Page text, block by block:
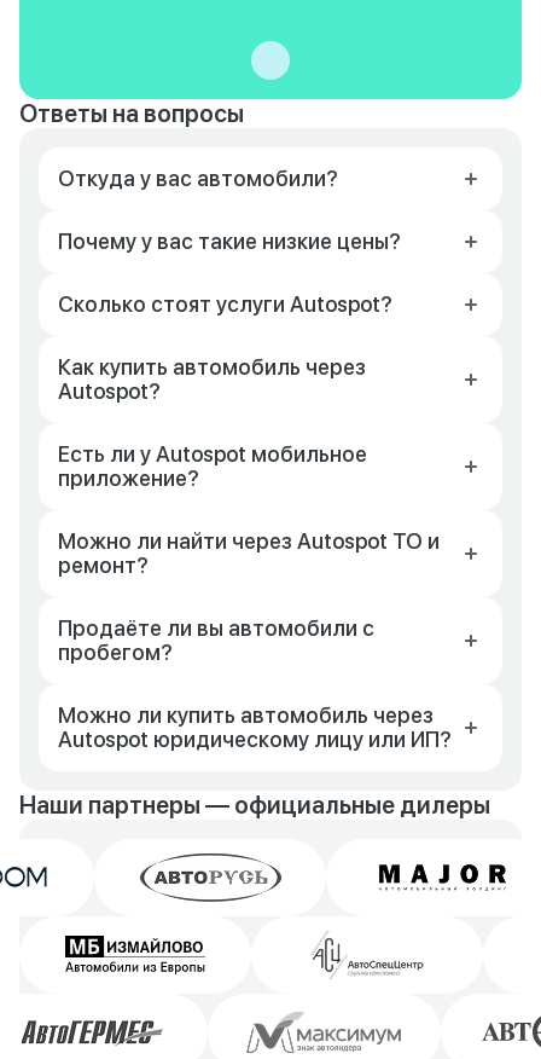
Ответы на вопросы
Откуда у вас автомобили?
Почему у вас такие низкие цены?
Сколько стоят услуги Autospot?
Как купить автомобиль через
Autospot?
Есть ли у Autospot мобильное
приложение?
Можно ли найти через Autospot ТО и
ремонт?
Продаёте ли вы автомобили с
пробегом?
Можно ли купить автомобиль через
Autospot юридическому лицу или ИП?
Наши партнеры — официальные дилеры